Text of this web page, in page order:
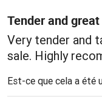
Tender and
Very tender and
sale. Highly
Est-ce que cela a été